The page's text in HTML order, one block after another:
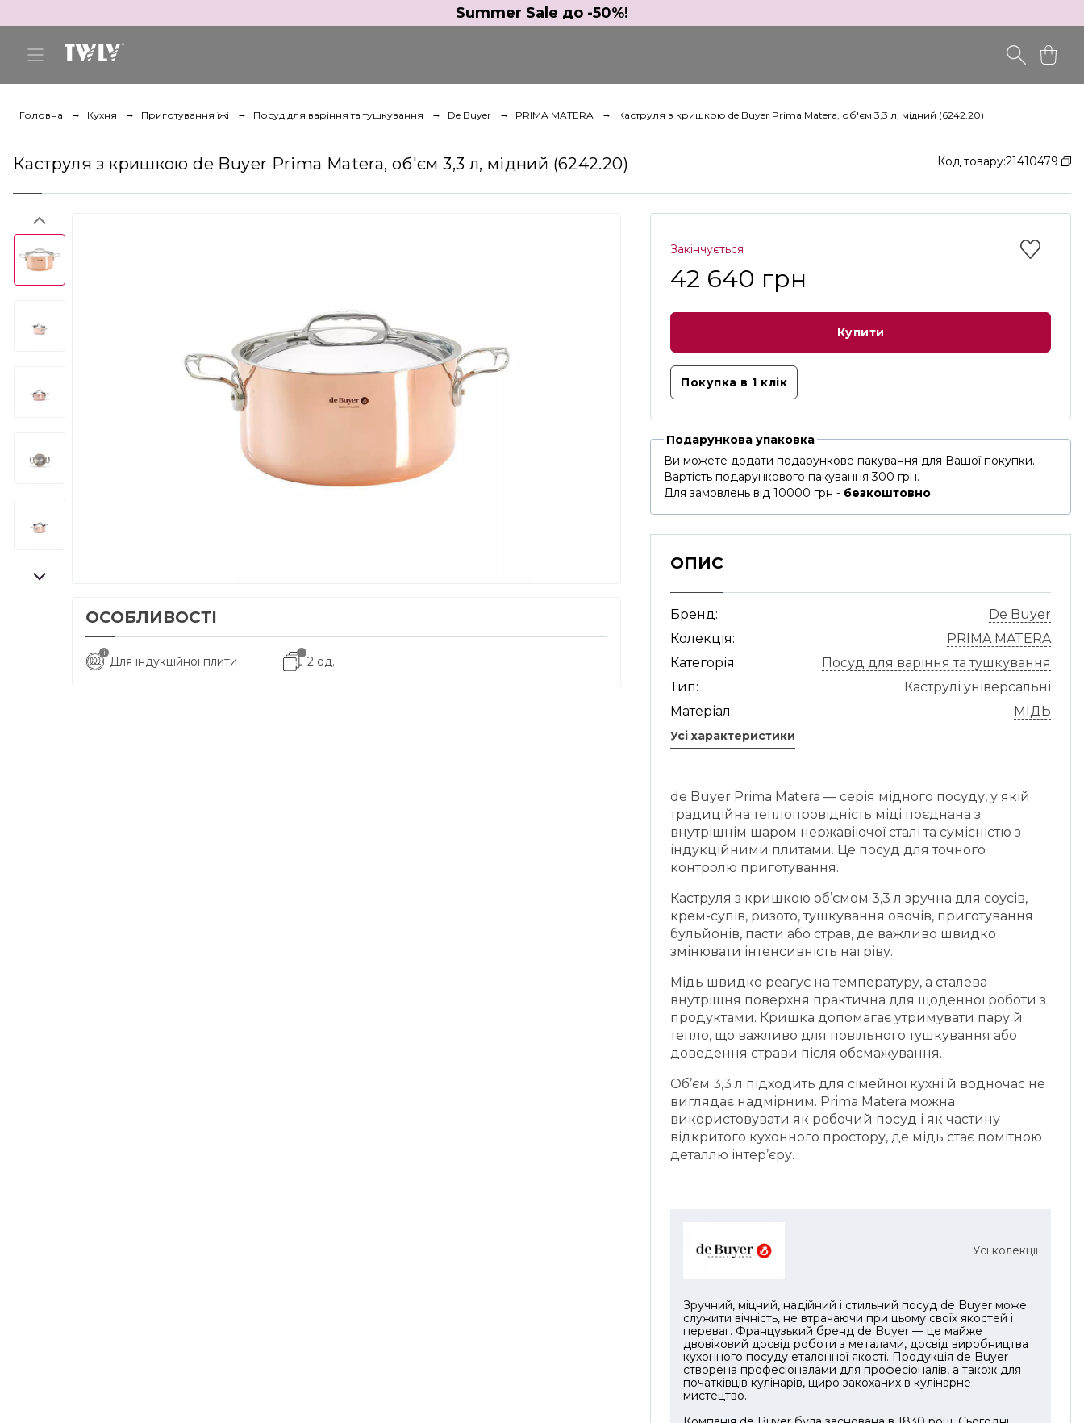
Summer Sale до -50%!
Головна Кухня Приготування їжі Посуд для варіння та тушкування De Buyer PRIMA MATERA Каструля з кришкою de Buyer Prima Matera, об'єм 3,3 л, мідний (6242.20)
Каструля з кришкою de Buyer Prima Matera, об'єм 3,3 л, мідний (6242.20) Код товару:21410479
ОСОБЛИВОСТІ
i
Для індукційної плити
i
2 од.
Закінчується
42 640 грн
Купити
Покупка в 1 клік
Подарункова упаковка
Ви можете додати подарункове пакування для Вашої покупки.
Вартість подарункового пакування 300 грн.
Для замовлень від 10000 грн - безкоштовно.
ОПИС
Бренд:
De Buyer
Колекція:
PRIMA MATERA
Категорія:
Посуд для варіння та тушкування
Тип:
Каструлі універсальні
Матеріал:
МІДЬ
Усі характеристики
de Buyer Prima Matera — серія мідного посуду, у якій
традиційна теплопровідність міді поєднана з
внутрішнім шаром нержавіючої сталі та сумісністю з
індукційними плитами. Це посуд для точного
контролю приготування.
Каструля з кришкою об’ємом 3,3 л зручна для соусів,
крем-супів, ризото, тушкування овочів, приготування
бульйонів, пасти або страв, де важливо швидко
змінювати інтенсивність нагріву.
Мідь швидко реагує на температуру, а сталева
внутрішня поверхня практична для щоденної роботи з
продуктами. Кришка допомагає утримувати пару й
тепло, що важливо для повільного тушкування або
доведення страви після обсмажування.
Об’єм 3,3 л підходить для сімейної кухні й водночас не
виглядає надмірним. Prima Matera можна
використовувати як робочий посуд і як частину
відкритого кухонного простору, де мідь стає помітною
деталлю інтер’єру.
Усі колекції
Зручний, міцний, надійний і стильний посуд de Buyer може
служити вічність, не втрачаючи при цьому своїх якостей і
переваг. Французький бренд de Buyer — це майже
двовіковий досвід роботи з металами, досвід виробництва
кухонного посуду еталонної якості. Продукція de Buyer
створена професіоналами для професіоналів, а також для
початківців кулінарів, щиро закоханих в кулінарне
мистецтво.